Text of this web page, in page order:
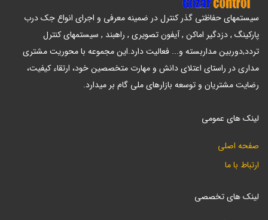
سیستمهای حفاظتی گذر کنترل در ضمینه معرفی و اجرای انواع جک درب
پارکینگ , دزدگیر اماکن , آیفون تصویری , راهبند , سیستمهای کنترل
تردد,دوربین مداربسته و... فعالیت دارد.این مجموعه با محوریت مشتری
مداری در راستای اعتلای دانش و مهارت متخصصین خود، ارتقاء کیفیت،
رضایت مشتریان و توسعه بازارهای ملی گام بر میدارد.
لینک های عمومی
صفحه اصلی
ارتباط با ما
لینک های تخصصی